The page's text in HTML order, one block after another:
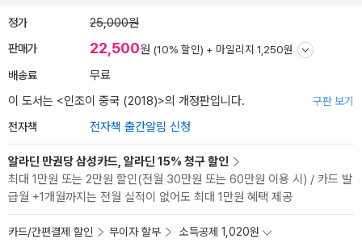
정가 25,000원
판매가 22,500원 (10% 할인) + 마일리지 1,250원
배송료
무료
이 도서는 <인조이 중국 (2018)>의 개정판입니다. 구판 보기
전자책 전자책 출간알림 신청
알라딘 만권당 삼성카드, 알라딘 15% 청구 할인
최대 1만원 또는 2만원 할인(전월 30만원 또는 60만원 이용 시) / 카드 발
급월 +1개월까지는 전월 실적이 없어도 최대 1만원 혜택 제공
카드/간편결제 할인 무이자 할부 소득공제 1,020원